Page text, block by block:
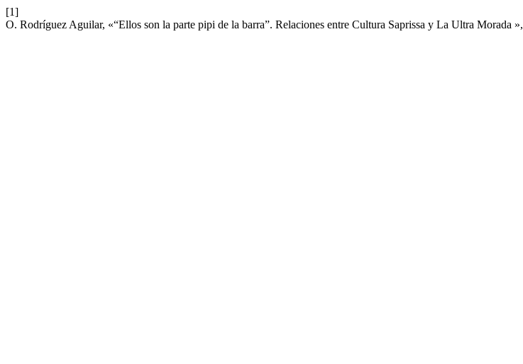
[1]
O. Rodríguez Aguilar, «“Ellos son la parte pipi de la barra”. Relaciones entre Cultura Saprissa y La Ultra Morada »,